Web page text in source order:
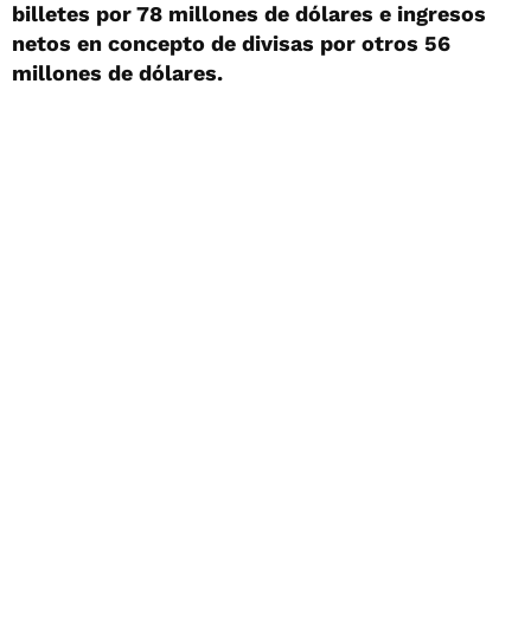
billetes por 78 millones de dólares e ingresos
netos en concepto de divisas por otros 56
millones de dólares.